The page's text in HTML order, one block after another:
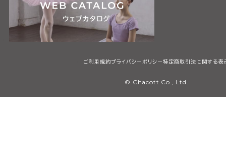
ご利用規約プライバシーポリシー特定商取引法に関する表
© Chacott Co., Ltd.